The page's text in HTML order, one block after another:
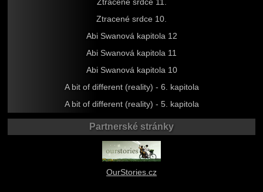
Ztracené srdce 10.
Abi Swanová kapitola 12
Abi Swanová kapitola 11
Abi Swanová kapitola 10
A bit of different (reality) - 6. kapitola
A bit of different (reality) - 5. kapitola
Partnerské stránky
OurStories.cz